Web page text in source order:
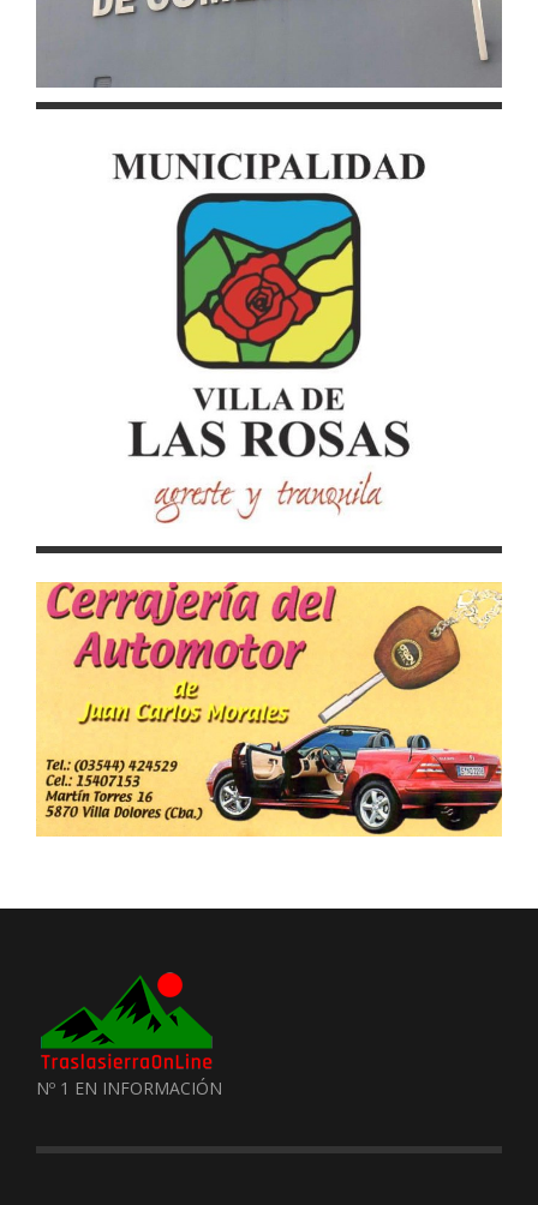
Nº 1 EN INFORMACIÓN